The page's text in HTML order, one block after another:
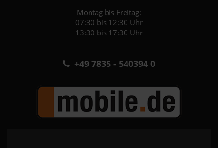
Montag bis Freitag:
07:30 bis 12:30 Uhr
13:30 bis 17:30 Uhr
+49 7835 - 540394 0